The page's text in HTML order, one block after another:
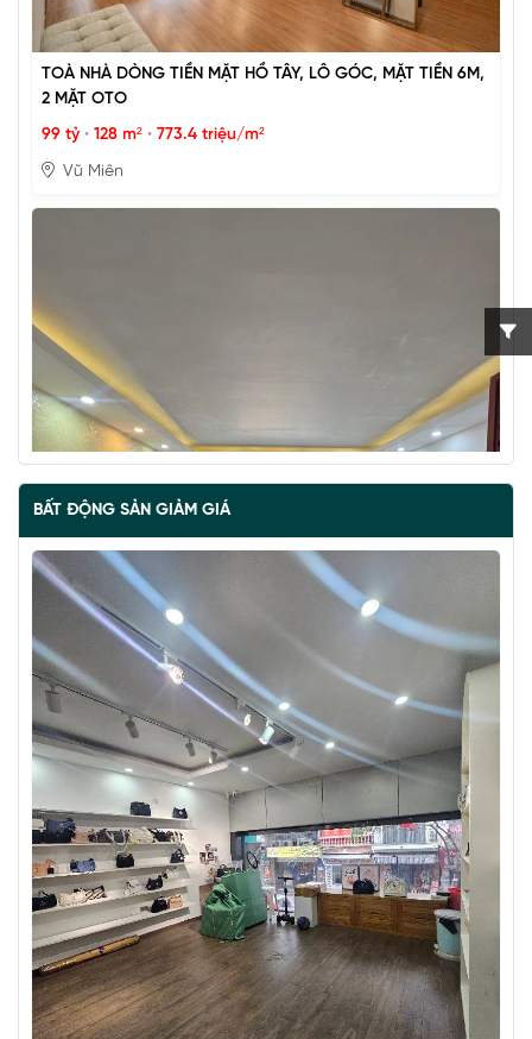
TOÀ NHÀ DÒNG TIỀN MẶT HỒ TÂY, LÔ GÓC, MẶT TIỀN 6M,
2 MẶT OTO
99 tỷ • 128 m² • 773.4 triệu/m²
Vũ Miên
BÁN ĐẢO VŨ MIÊN, SIÊU PHẨM MẶT HỒ TÂY, 2 THOÁNG,
NHÀ DÂN XÂY
67 tỷ•57 m²•1.2 tỷ/m²
Vũ Miên
BẤT ĐỘNG SẢN GIẢM GIÁ